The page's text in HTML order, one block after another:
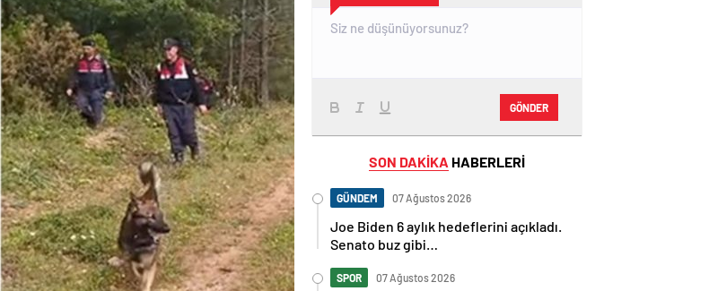
GÖNDER
SON DAKİKA HABERLERİ
GÜNDEM 07 Ağustos 2026
Joe Biden 6 aylık hedeflerini açıkladı.
Senato buz gibi…
SPOR 07 Ağustos 2026